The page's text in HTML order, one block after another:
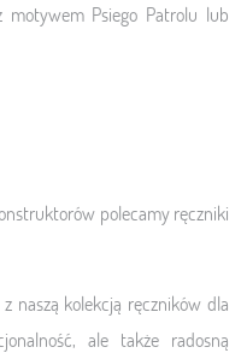
Psiego Patrolu lub
polecamy ręczniki
naszą kolekcją ręczników dla
ale także radosną